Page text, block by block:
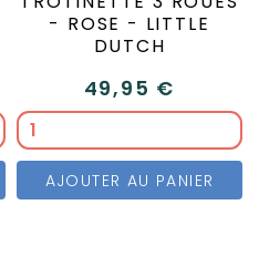
- ROSE - LITTLE
DUTCH
49,95 €
AJOUTER AU PANIER